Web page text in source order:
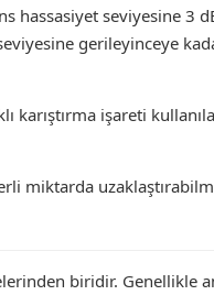
hassasiyet seviyesine 3
gerileyinceye
işareti
miktarda
biridir. Genellikle